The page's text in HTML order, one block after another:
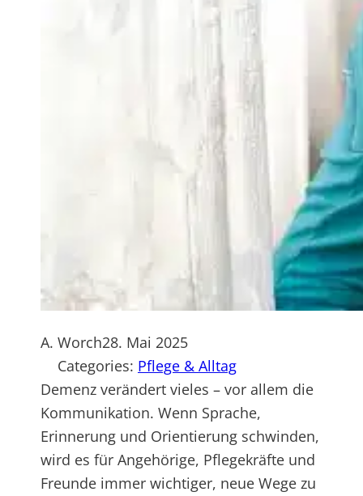
A. Worch28. Mai 2025
Categories: Pflege & Alltag
Demenz verändert vieles – vor allem die
Kommunikation. Wenn Sprache,
Erinnerung und Orientierung schwinden,
wird es für Angehörige, Pflegekräfte und
Freunde immer wichtiger, neue Wege zu